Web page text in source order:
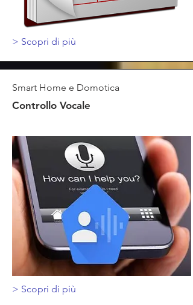
> Scopri di più
Smart Home e Domotica
Controllo Vocale
> Scopri di più